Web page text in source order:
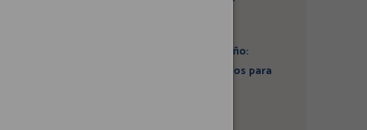
Artigo: Super El Niño:
estamos preparados para